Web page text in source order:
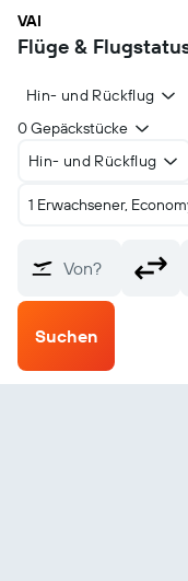
VAI
Flüge &
Hin- und Rückflug
0 Gepäckstücke
Hin- und Rückflug
1 Erwachsener,
Von?
Suchen